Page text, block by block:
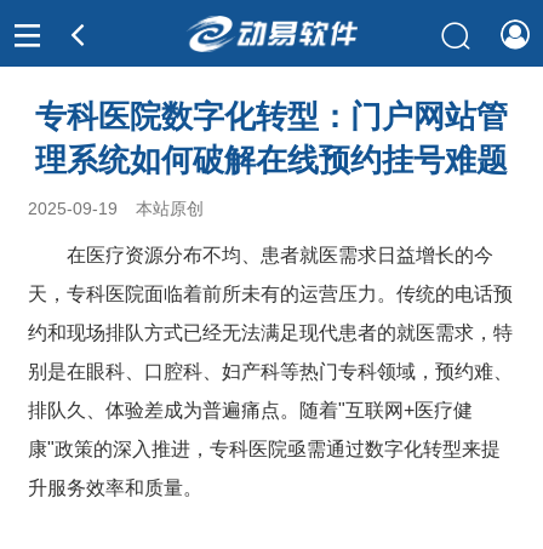
专科医院数字化转型：门户网站管
理系统如何破解在线预约挂号难题
2025-09-19 本站原创
在医疗资源分布不均、患者就医需求日益增长的今
天，专科医院面临着前所未有的运营压力。传统的电话预
约和现场排队方式已经无法满足现代患者的就医需求，特
别是在眼科、口腔科、妇产科等热门专科领域，预约难、
排队久、体验差成为普遍痛点。随着"互联网+医疗健
康"政策的深入推进，专科医院亟需通过数字化转型来提
升服务效率和质量。